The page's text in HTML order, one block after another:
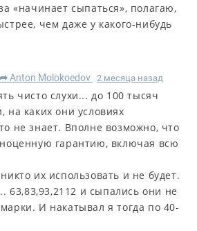
«начинает сыпаться», полагаю,
чем даже у какого-нибудь
R Anton Molokoedov 2 месяца назад
чисто слухи... до 100 тысяч
на каких они условиях
не знает. Вполне возможно, что
гарантию, включая всю
их использовать и не будет.
63,83,93,2112 и сыпались они не
И накатывал я тогда по 40-